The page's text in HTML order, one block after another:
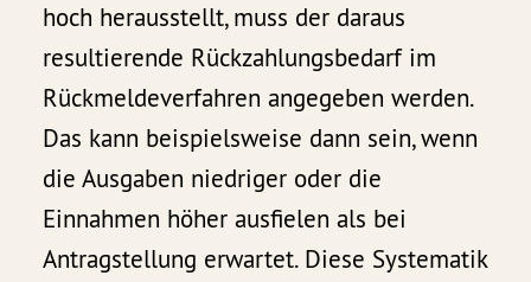
hoch herausstellt, muss der daraus
resultierende Rückzahlungsbedarf im
Rückmeldeverfahren angegeben werden.
Das kann beispielsweise dann sein, wenn
die Ausgaben niedriger oder die
Einnahmen höher ausfielen als bei
Antragstellung erwartet. Diese Systematik